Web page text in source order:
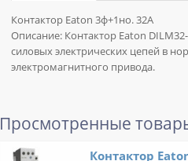
Контактор Eaton 3ф+1но. 32А
Описание: Контактор Eaton
силовых электрических цепей в
электромагнитного привода.
Просмотренные
Контактор